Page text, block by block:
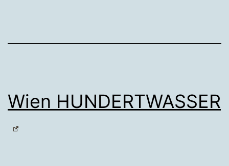
Wien HUNDERTWASSER